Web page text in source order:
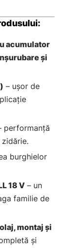
acumulator
și
– ușor de
performanță
burghielor
18 V – un
familie de
montaj și
și